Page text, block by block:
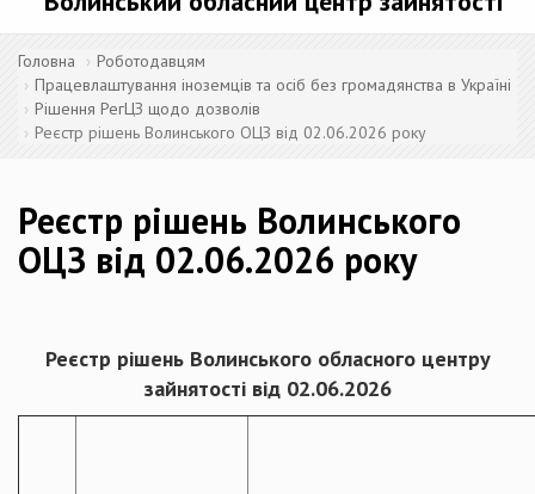
Головна
Роботодавцям
Працевлаштування іноземців та осіб без громадянства в Україні
Рішення РегЦЗ щодо дозволів
Реєстр рішень Волинського ОЦЗ від 02.06.2026 року
Реєстр рішень Волинського
ОЦЗ від 02.06.2026 року
Реєстр рішень Волинського обласного центру
зайнятості від 02.06.2026